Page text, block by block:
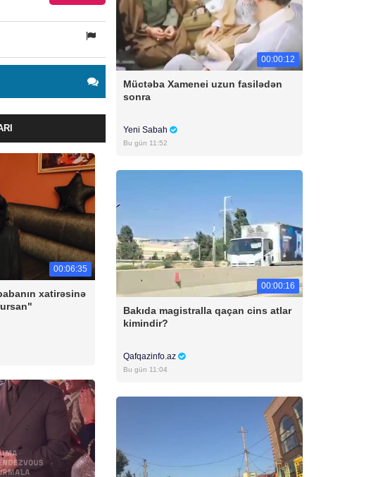
00:06:35
xatirəsinə
00:00:12
Müctəba Xamenei uzun fasilədən
sonra
Yeni Sabah
Bu gün 11:52
00:00:16
Bakıda magistralla qaçan cins atlar
kimindir?
Qafqazinfo.az
Bu gün 11:04